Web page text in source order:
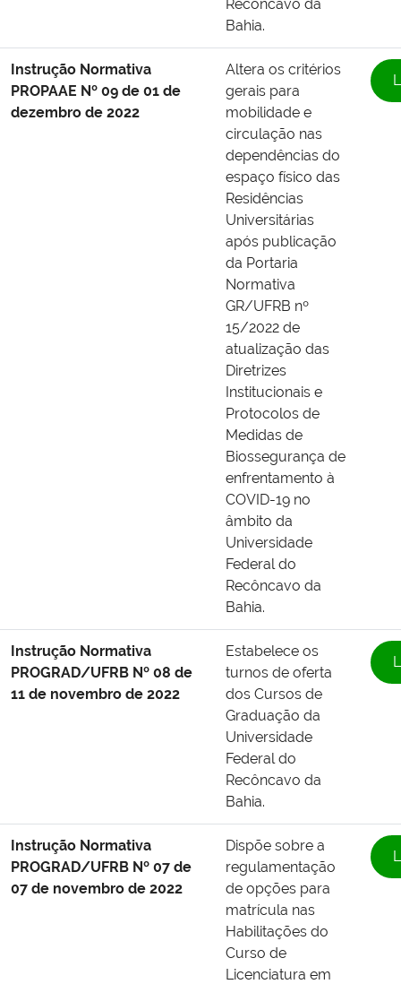
Recôncavo da
Bahia.
Instrução Normativa
PROPAAE Nº 09 de 01 de
dezembro de 2022
Altera os critérios
gerais para
mobilidade e
circulação nas
dependências do
espaço físico das
Residências
Universitárias
após publicação
da Portaria
Normativa
GR/UFRB nº
15/2022 de
atualização das
Diretrizes
Institucionais e
Protocolos de
Medidas de
Biossegurança de
enfrentamento à
COVID-19 no
âmbito da
Universidade
Federal do
Recôncavo da
Bahia.
Instrução Normativa
PROGRAD/UFRB Nº 08 de
11 de novembro de 2022
Estabelece os
turnos de oferta
dos Cursos de
Graduação da
Universidade
Federal do
Recôncavo da
Bahia.
Instrução Normativa
PROGRAD/UFRB Nº 07 de
07 de novembro de 2022
Dispõe sobre a
regulamentação
de opções para
matrícula nas
Habilitações do
Curso de
Licenciatura em